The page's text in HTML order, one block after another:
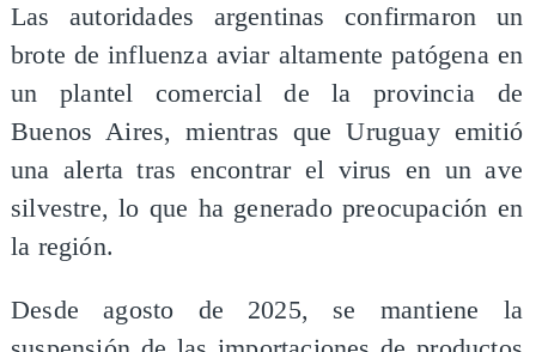
Las autoridades argentinas confirmaron un
brote de influenza aviar altamente patógena en
un plantel comercial de la provincia de
Buenos Aires, mientras que Uruguay emitió
una alerta tras encontrar el virus en un ave
silvestre, lo que ha generado preocupación en
la región.
Desde agosto de 2025, se mantiene la